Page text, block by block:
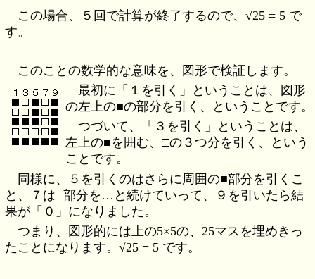
この場合、５回で計算が終了するので、√25 = 5 で
す。
このことの数学的な意味を、図形で検証します。
最初に「１を引く」ということは、図形
の左上の■の部分を引く、ということです。
つづいて、「３を引く」ということは、
左上の■を囲む、□の３つ分を引く、という
ことです。
同様に、５を引くのはさらに周囲の■部分を引くこ
と、７は□部分を…と続けていって、９を引いたら結
果が「０」になりました。
つまり、図形的には上の5×5の、25マスを埋めきっ
たことになります。√25 = 5 です。